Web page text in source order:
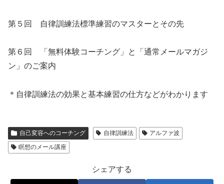
第５回 自律訓練法標準練習のマスターとその先
第６回 「無料体験コーチング」と「通常メールマガジ
ン」のご案内
＊自律訓練法の効果と基本練習の仕方などがわかります
自己変容へのコーチング 自律訓練法
アルファ波
瞑想のメール講座
シェアする